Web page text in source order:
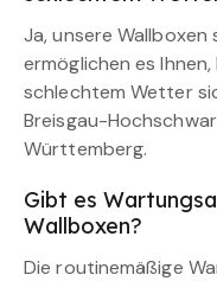
Ja, unsere
ermöglichen es
schlechtem Wetter
Breisgau-
Württemberg.
Gibt es
Wallboxen?
Die routinemäßige